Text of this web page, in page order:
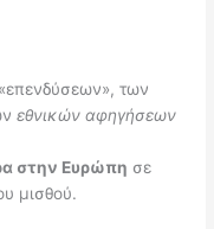
των
εθνικών αφηγήσεων
στην Ευρώπη σε
μισθού.